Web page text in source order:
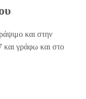
και στην
και γράφω και στο